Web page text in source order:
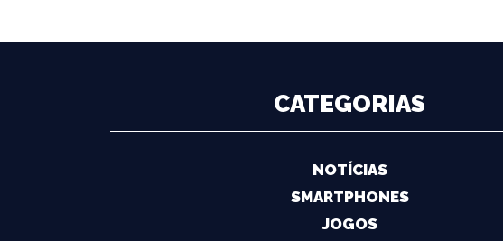
CATEGORIAS
NOTÍCIAS
SMARTPHONES
JOGOS